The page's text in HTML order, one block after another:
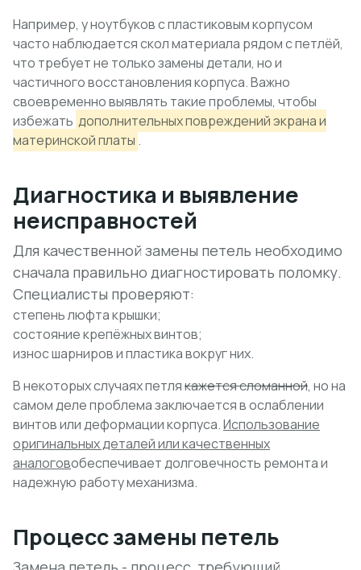
Например, у ноутбуков с пластиковым корпусом
часто наблюдается скол материала рядом с петлёй,
что требует не только замены детали, но и
частичного восстановления корпуса. Важно
своевременно выявлять такие проблемы, чтобы
избежать дополнительных повреждений экрана и
материнской платы .
Диагностика и выявление
неисправностей
Для качественной замены петель необходимо
сначала правильно диагностировать поломку.
Специалисты проверяют:
степень люфта крышки;
состояние крепёжных винтов;
износ шарниров и пластика вокруг них.
В некоторых случаях петлякажется сломанной, но на
самом деле проблема заключается в ослаблении
винтов или деформации корпуса.Использование
оригинальных деталей или качественных
аналоговобеспечивает долговечность ремонта и
надежную работу механизма.
Процесс замены петель